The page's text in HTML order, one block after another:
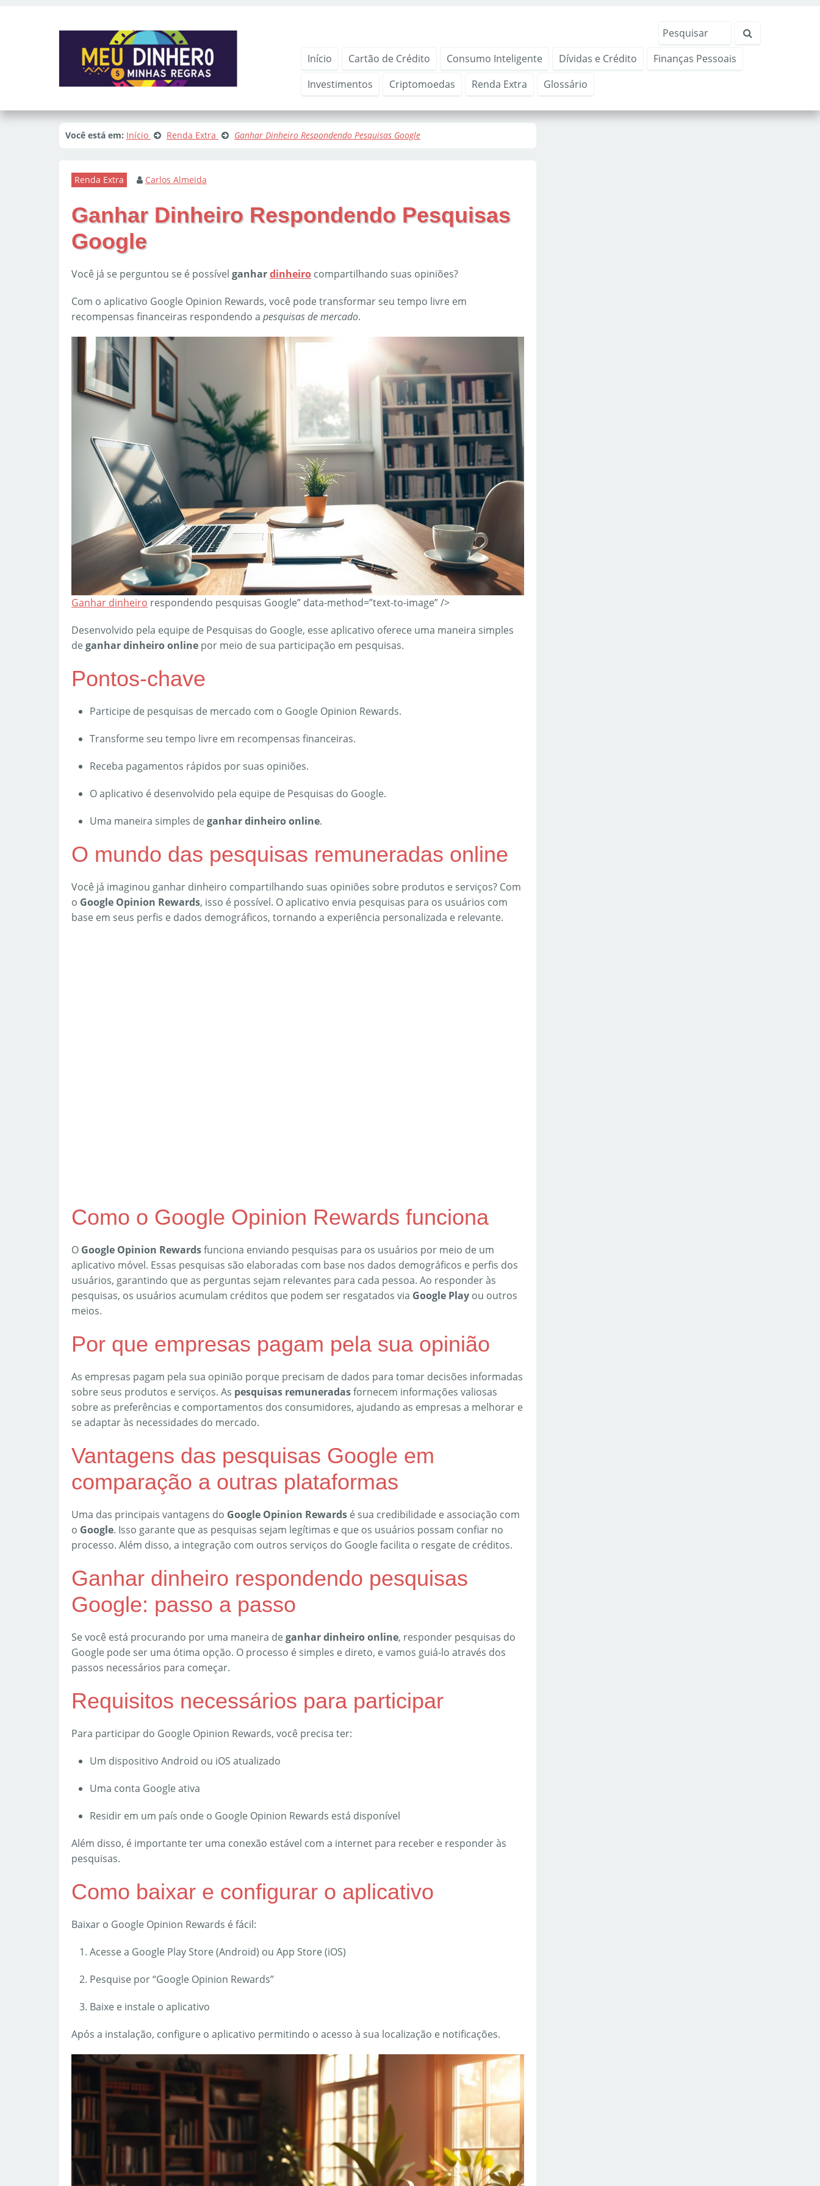
Início Cartão de Crédito Consumo Inteligente Dívidas e Crédito
Finanças Pessoais
Investimentos
Criptomoedas Renda Extra Glossário
Você está em: Início Renda Extra Ganhar Dinheiro Respondendo Pesquisas Google
Renda Extra Carlos Almeida
Ganhar Dinheiro Respondendo Pesquisas
Google
Você já se perguntou se é possível ganhardinheiro compartilhando suas opiniões?
Com o aplicativo Google Opinion Rewards, você pode transformar seu tempo livre em
recompensas financeiras respondendo a pesquisas de mercado.
Ganhar dinheiro respondendo pesquisas Google” data-method=”text-to-image” />
Desenvolvido pela equipe de Pesquisas do Google, esse aplicativo oferece uma maneira simples
deganhar dinheiro online por meio de sua participação em pesquisas.
Pontos-chave
Participe de pesquisas de mercado com o Google Opinion Rewards.
Transforme seu tempo livre em recompensas financeiras.
Receba pagamentos rápidos por suas opiniões.
O aplicativo é desenvolvido pela equipe de Pesquisas do Google.
Uma maneira simples deganhar dinheiro online.
O mundo das pesquisas remuneradas online
Você já imaginou ganhar dinheiro compartilhando suas opiniões sobre produtos e serviços? Com
o Google Opinion Rewards, isso é possível. O aplicativo envia pesquisas para os usuários com
base em seus perfis e dados demográficos, tornando a experiência personalizada e relevante.
Como o Google Opinion Rewards funciona
O Google Opinion Rewardsfunciona enviando pesquisas para os usuários por meio de um
aplicativo móvel. Essas pesquisas são elaboradas com base nos dados demográficos e perfis dos
usuários, garantindo que as perguntas sejam relevantes para cada pessoa. Ao responder às
pesquisas, os usuários acumulam créditos que podem ser resgatados via Google Play ou outros
meios.
Por que empresas pagam pela sua opinião
As empresas pagam pela sua opinião porque precisam de dados para tomar decisões informadas
sobre seus produtos e serviços. As pesquisas remuneradasfornecem informações valiosas
sobre as preferências e comportamentos dos consumidores, ajudando as empresas a melhorar e
se adaptar às necessidades do mercado.
Vantagens das pesquisas Google em
comparação a outras plataformas
Uma das principais vantagens do Google Opinion Rewards é sua credibilidade e associação com
o Google. Isso garante que as pesquisas sejam legítimas e que os usuários possam confiar no
processo. Além disso, a integração com outros serviços do Google facilita o resgate de créditos.
Ganhar dinheiro respondendo pesquisas
Google: passo a passo
Se você está procurando por uma maneira deganhar dinheiro online, responder pesquisas do
Google pode ser uma ótima opção. O processo é simples e direto, e vamos guiá-lo através dos
passos necessários para começar.
Requisitos necessários para participar
Para participar do Google Opinion Rewards, você precisa ter:
Um dispositivo Android ou iOS atualizado
Uma conta Google ativa
Residir em um país onde o Google Opinion Rewards está disponível
Além disso, é importante ter uma conexão estável com a internet para receber e responder às
pesquisas.
Como baixar e configurar o aplicativo
Baixar o Google Opinion Rewards é fácil:
Acesse a Google Play Store (Android) ou App Store (iOS)
Pesquise por “Google Opinion Rewards”
Baixe e instale o aplicativo
Após a instalação, configure o aplicativo permitindo o acesso à sua localização e notificações.